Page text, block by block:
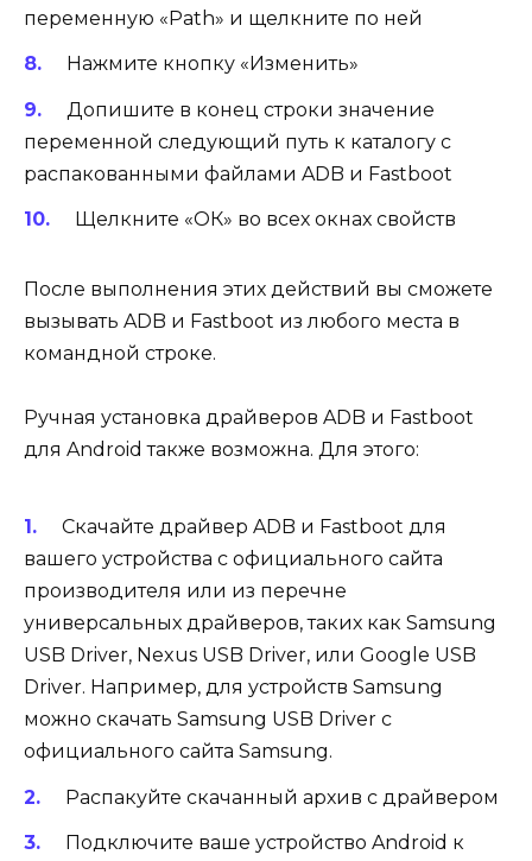
переменную «Path» и щелкните по ней
Нажмите кнопку «Изменить»
Допишите в конец строки значение
переменной следующий путь к каталогу с
распакованными файлами ADB и Fastboot
Щелкните «ОК» во всех окнах свойств
После выполнения этих действий вы сможете
вызывать ADB и Fastboot из любого места в
командной строке.
Ручная установка драйверов ADB и Fastboot
для Android также возможна. Для этого:
Скачайте драйвер ADB и Fastboot для
вашего устройства с официального сайта
производителя или из перечне
универсальных драйверов, таких как Samsung
USB Driver, Nexus USB Driver, или Google USB
Driver. Например, для устройств Samsung
можно скачать Samsung USB Driver с
официального сайта Samsung.
Распакуйте скачанный архив с драйвером
Подключите ваше устройство Android к